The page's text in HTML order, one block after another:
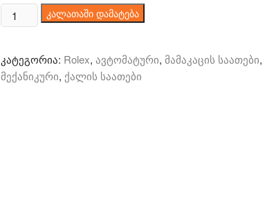
was:
600 ₾.
is:
499 ₾.
რაოდენობა:
Rolex
-
ავტომატური
კალათაში დამატება
კატეგორია: Rolex, ავტომატური, მამაკაცის საათები,
მექანიკური, ქალის საათები